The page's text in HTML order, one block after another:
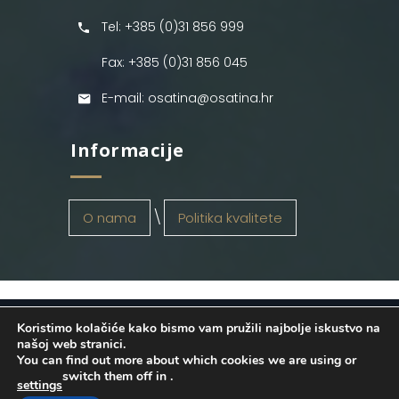
Tel: +385 (0)31 856 999
Fax: +385 (0)31 856 045
E-mail: osatina@osatina.hr
Informacije
O nama Politika kvalitete
OSATINA GRUPA d.o.o. 2026
. Configured
byINFOS Osijek. Sva prava pridržana.
Koristimo kolačiće kako bismo vam pružili najbolje iskustvo na
našoj web stranici.
You can find out more about which cookies we are using or
switch them off in
settings
.